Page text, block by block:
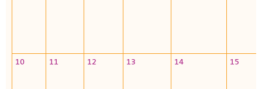
10 11 12 13 14 15